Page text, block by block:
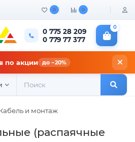
0 0
0 775 28 209
0 779 77 377
0
по акции до −20%
и монтаж
(распаячные